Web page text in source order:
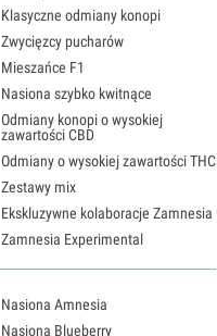
Klasyczne odmiany konopi
Zwycięzcy pucharów
Mieszańce F1
Nasiona szybko kwitnące
Odmiany konopi o wysokiej
zawartości CBD
Odmiany o wysokiej zawartości THC
Zestawy mix
Ekskluzywne kolaboracje Zamnesia
Zamnesia Experimental
Nasiona Amnesia
Nasiona Blueberry